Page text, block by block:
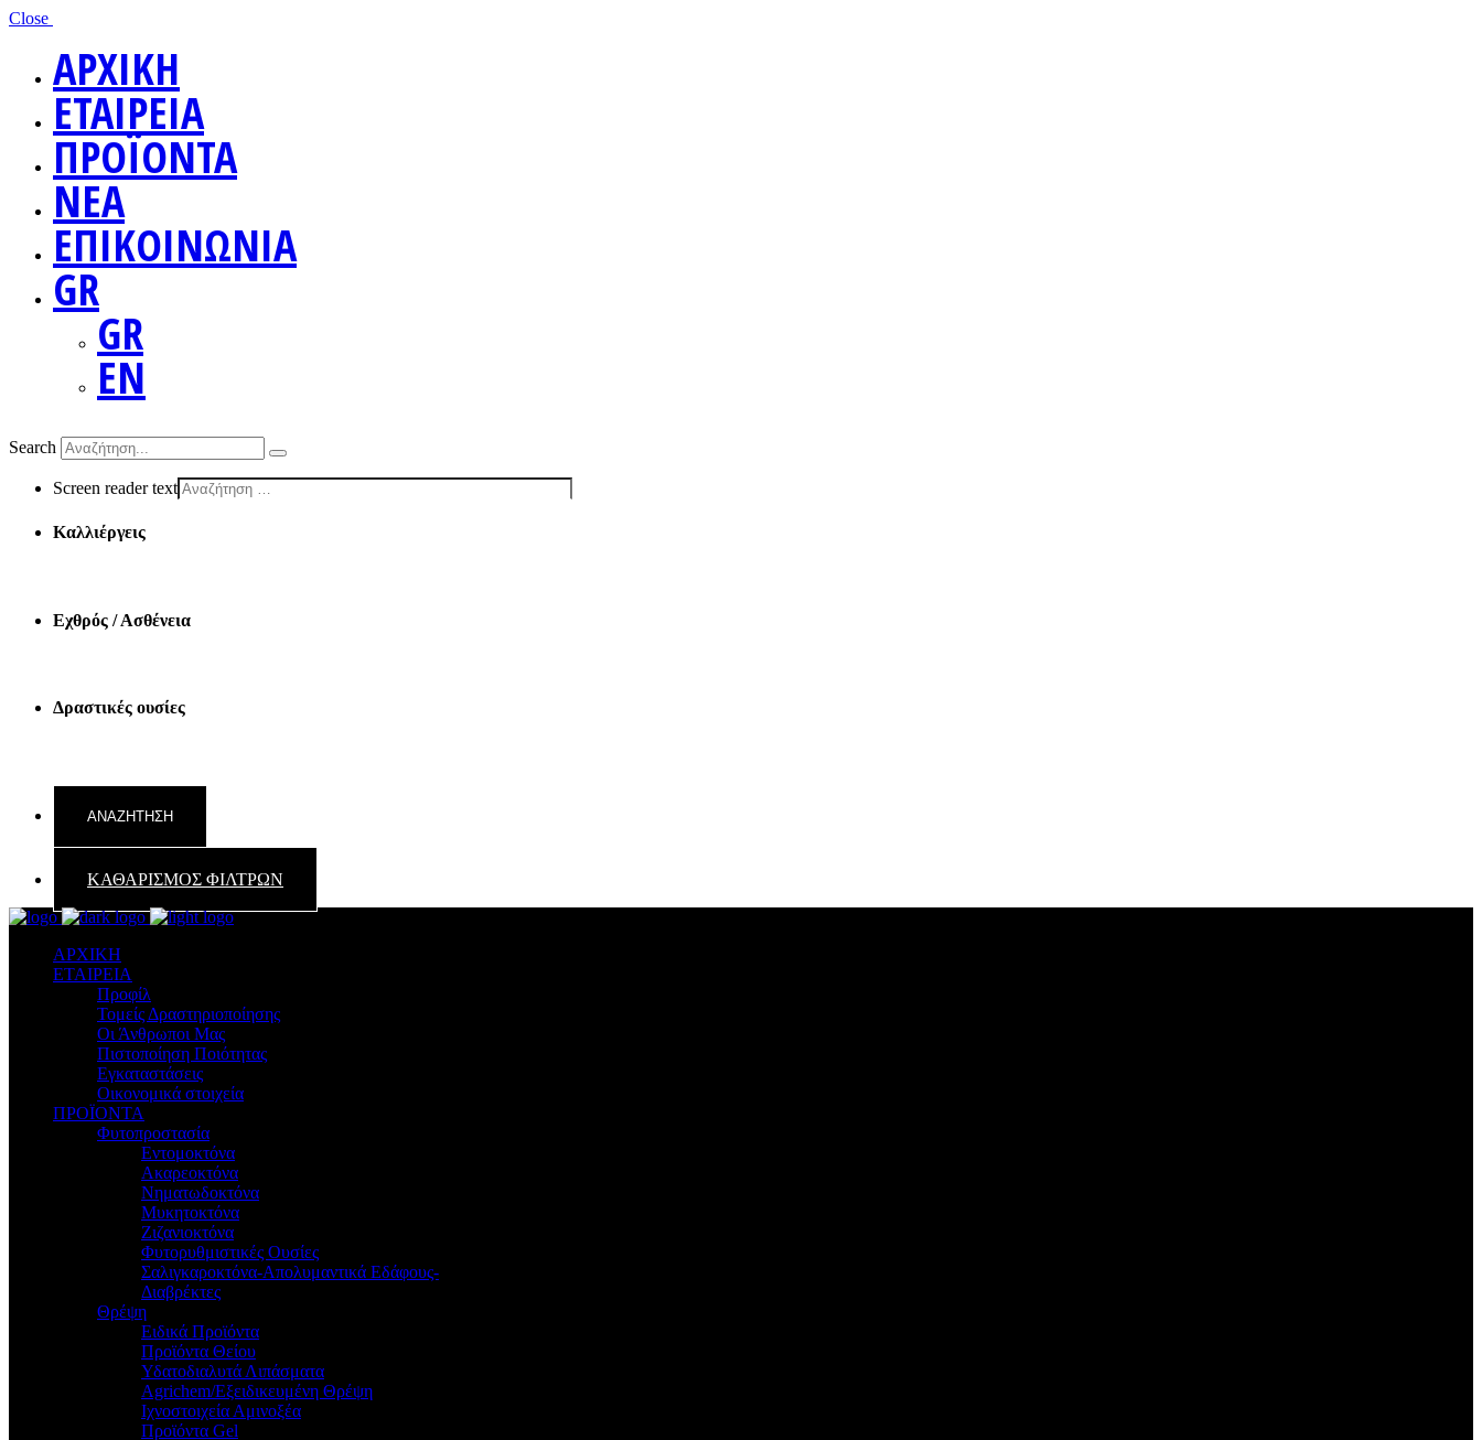
Close
ΑΡΧΙΚΗ
ΕΤΑΙΡΕΙΑ
ΠΡΟΪΟΝΤΑ
ΝΕΑ
ΕΠΙΚΟΙΝΩΝΙΑ
GR
GR
EN
Search
Screen reader text
Καλλιέργεις
Εχθρός / Ασθένεια
Δραστικές ουσίες
ΚΑΘΑΡΙΣΜΟΣ ΦΙΛΤΡΩΝ
ΑΡΧΙΚΗ
ΕΤΑΙΡΕΙΑ
Προφίλ
Τομείς Δραστηριοποίησης
Οι Άνθρωποι Μας
Πιστοποίηση Ποιότητας
Εγκαταστάσεις
Οικονομικά στοιχεία
ΠΡΟΪΟΝΤΑ
Φυτοπροστασία
Εντομοκτόνα
Ακαρεοκτόνα
Νηματωδοκτόνα
Μυκητοκτόνα
Ζιζανιοκτόνα
Φυτορυθμιστικές Ουσίες
Σαλιγκαροκτόνα-Απολυμαντικά Εδάφους-
Διαβρέκτες
Θρέψη
Ειδικά Προϊόντα
Προϊόντα Θείου
Υδατοδιαλυτά Λιπάσματα
Agrichem/Εξειδικευμένη Θρέψη
Ιχνοστοιχεία Αμινοξέα
Προϊόντα Gel